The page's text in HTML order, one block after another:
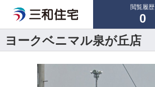
閲覧履歴
0
ヨークベニマル泉が丘店